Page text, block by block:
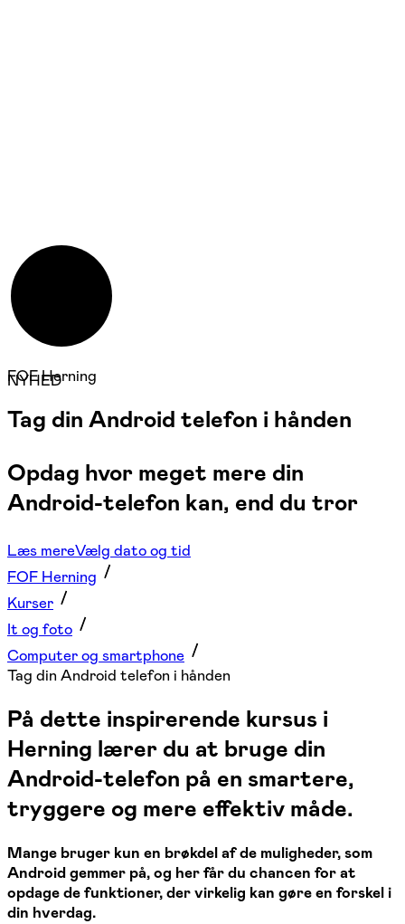
NYHED
FOF Herning
Tag din Android telefon i hånden
Opdag hvor meget mere din
Android-telefon kan, end du tror
Læs mereVælg dato og tid
FOF Herning
Kurser
It og foto
Computer og smartphone
Tag din Android telefon i hånden
På dette inspirerende kursus i
Herning lærer du at bruge din
Android-telefon på en smartere,
tryggere og mere effektiv måde.
Mange bruger kun en brøkdel af de muligheder, som
Android gemmer på, og her får du chancen for at
opdage de funktioner, der virkelig kan gøre en forskel i
din hverdag.